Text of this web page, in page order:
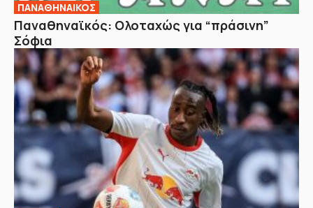
ΠΑΝΑΘΗΝΑΙΚΟΣ
Παναθηναϊκός: Ολοταχώς για “πράσινη”
Σόφια